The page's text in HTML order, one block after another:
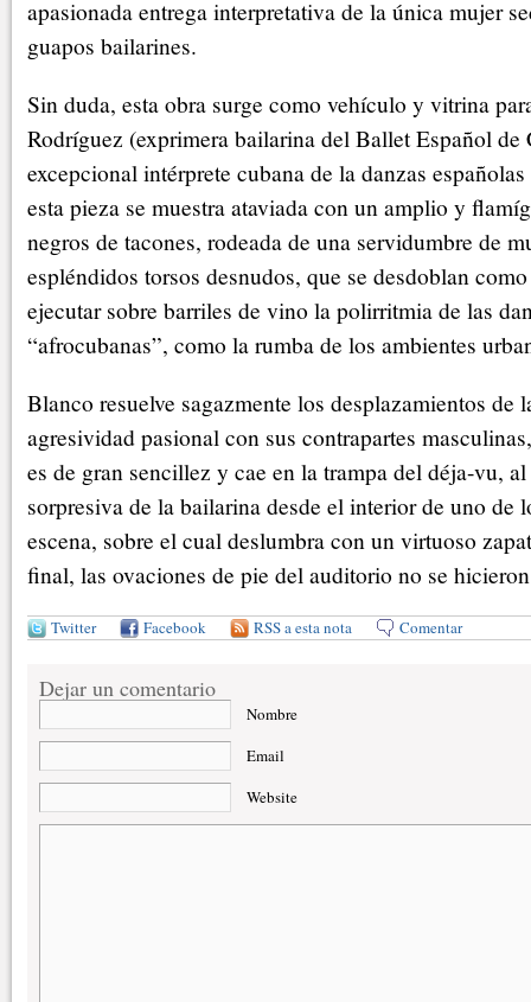
apasionada entrega interpretativa de la única mujer
guapos bailarines.
Sin duda, esta obra surge como vehículo y vitrina
Rodríguez (exprimera bailarina del Ballet Español de
excepcional intérprete cubana de la danzas
esta pieza se muestra ataviada con un amplio y
negros de tacones, rodeada de una servidumbre de
espléndidos torsos desnudos, que se desdoblan
ejecutar sobre barriles de vino la polirritmia de las
“afrocubanas”, como la rumba de los ambientes
Blanco resuelve sagazmente los desplazamientos de
agresividad pasional con sus contrapartes
es de gran sencillez y cae en la trampa del déja-vu,
sorpresiva de la bailarina desde el interior de uno de
escena, sobre el cual deslumbra con un virtuoso
final, las ovaciones de pie del auditorio no se
Twitter Facebook RSS a esta nota Comentar
Dejar un comentario
Nombre
Email
Website